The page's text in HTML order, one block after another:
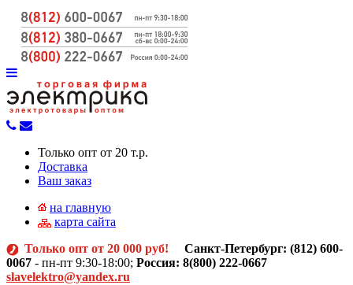
Только опт от 20 т.р.
Доставка
Ваш заказ
на главную
карта сайта
Только опт от 20 000 руб! Санкт-Петербург: (812) 600-
0067 - пн-пт 9:30-18:00; Россия: 8(800) 222-0667
slavelektro@yandex.ru